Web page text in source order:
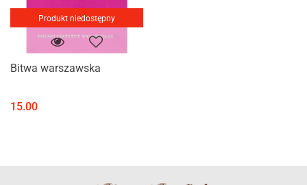
Produkt niedostępny
Bitwa warszawska
15.00